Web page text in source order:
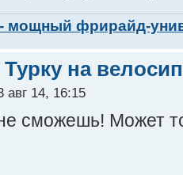
мощный фрирайд-
на
авг 14, 16:15
сможешь! Может